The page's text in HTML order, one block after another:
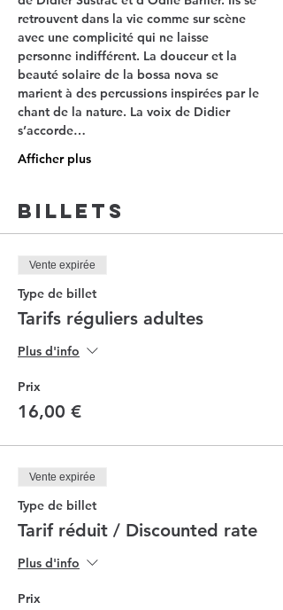
retrouvent dans la vie comme sur scène
avec une complicité qui ne laisse
personne indifférent. La douceur et la
beauté solaire de la bossa nova se
marient à des percussions inspirées par le
chant de la nature. La voix de Didier
s’accorde…
Afficher plus
Billets
Vente expirée
Type de billet
Tarifs réguliers adultes
Plus d'info
Prix
16,00 €
Vente expirée
Type de billet
Tarif réduit / Discounted rate
Plus d'info
Prix